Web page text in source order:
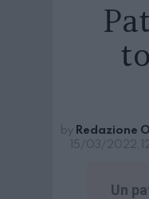
by Redazione
15/03/2022,
Un